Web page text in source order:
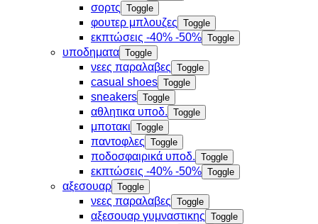
σορτς Toggle
φουτερ μπλουζες Toggle
εκπτώσεις -40% -50% Toggle
υποδηματα Toggle
νεες παραλαβες Toggle
casual shoes Toggle
sneakers Toggle
αθλητικα υποδ. Toggle
μποτακι Toggle
παντοφλες Toggle
ποδοσφαιρικά υποδ. Toggle
εκπτώσεις -40% -50% Toggle
αξεσουαρ Toggle
νεες παραλαβες Toggle
αξεσουαρ γυμναστικης Toggle